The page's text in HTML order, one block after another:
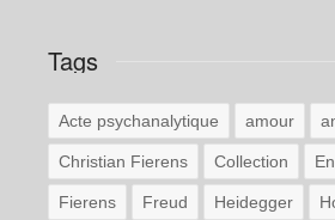
Tags
Acte psychanalytique amour
Christian Fierens Collection
Fierens Freud Heidegger